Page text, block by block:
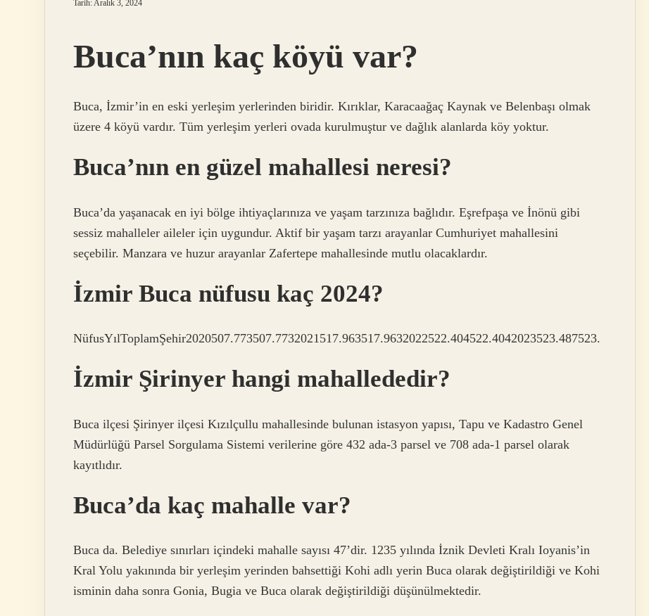
Tarih: Aralık 3, 2024
Buca’nın kaç köyü var?
Buca, İzmir’in en eski yerleşim yerlerinden biridir. Kırıklar, Karacaağaç Kaynak ve Belenbaşı olmak
üzere 4 köyü vardır. Tüm yerleşim yerleri ovada kurulmuştur ve dağlık alanlarda köy yoktur.
Buca’nın en güzel mahallesi neresi?
Buca’da yaşanacak en iyi bölge ihtiyaçlarınıza ve yaşam tarzınıza bağlıdır. Eşrefpaşa ve İnönü gibi
sessiz mahalleler aileler için uygundur. Aktif bir yaşam tarzı arayanlar Cumhuriyet mahallesini
seçebilir. Manzara ve huzur arayanlar Zafertepe mahallesinde mutlu olacaklardır.
İzmir Buca nüfusu kaç 2024?
NüfusYılToplamŞehir2020507.773507.7732021517.963517.9632022522.404522.4042023523.487523.
İzmir Şirinyer hangi mahallededir?
Buca ilçesi Şirinyer ilçesi Kızılçullu mahallesinde bulunan istasyon yapısı, Tapu ve Kadastro Genel
Müdürlüğü Parsel Sorgulama Sistemi verilerine göre 432 ada-3 parsel ve 708 ada-1 parsel olarak
kayıtlıdır.
Buca’da kaç mahalle var?
Buca da. Belediye sınırları içindeki mahalle sayısı 47’dir. 1235 yılında İznik Devleti Kralı Ioyanis’in
Kral Yolu yakınında bir yerleşim yerinden bahsettiği Kohi adlı yerin Buca olarak değiştirildiği ve Kohi
isminin daha sonra Gonia, Bugia ve Buca olarak değiştirildiği düşünülmektedir.